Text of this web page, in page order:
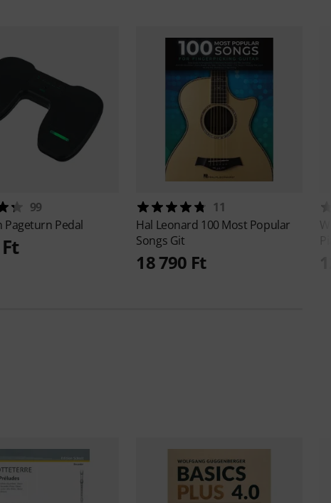
99
Pageturn Pedal
11
Hal Leonard 100 Most Popular
Songs Git
18 790 Ft